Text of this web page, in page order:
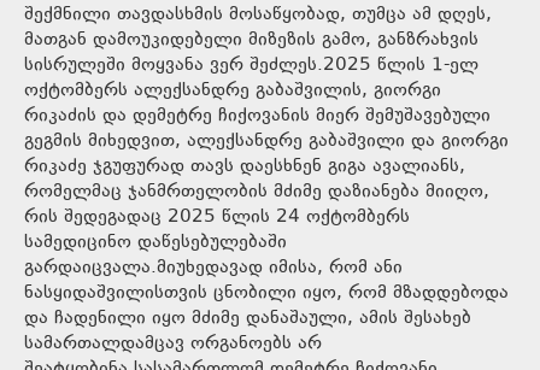
შექმნილი თავდასხმის მოსაწყობად, თუმცა ამ დღეს,
მათგან დამოუკიდებელი მიზეზის გამო, განზრახვის
სისრულეში მოყვანა ვერ შეძლეს.2025 წლის 1-ელ
ოქტომბერს ალექსანდრე გაბაშვილის, გიორგი
რიკაძის და დემეტრე ჩიქოვანის მიერ შემუშავებული
გეგმის მიხედვით, ალექსანდრე გაბაშვილი და გიორგი
რიკაძე ჯგუფურად თავს დაესხნენ გიგა ავალიანს,
რომელმაც ჯანმრთელობის მძიმე დაზიანება მიიღო,
რის შედეგადაც 2025 წლის 24 ოქტომბერს
სამედიცინო დაწესებულებაში
გარდაიცვალა.მიუხედავად იმისა, რომ ანი
ნასყიდაშვილისთვის ცნობილი იყო, რომ მზადდებოდა
და ჩადენილი იყო მძიმე დანაშაული, ამის შესახებ
სამართალდამცავ ორგანოებს არ